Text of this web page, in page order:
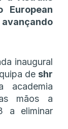
avançando
inaugural
de shr
mãos a
a eliminar